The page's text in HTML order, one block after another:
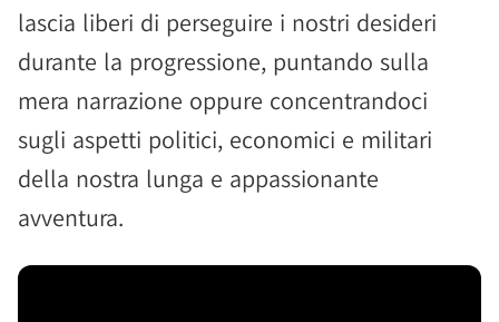
lascia liberi di perseguire i nostri desideri
durante la progressione, puntando sulla
mera narrazione oppure concentrandoci
sugli aspetti politici, economici e militari
della nostra lunga e appassionante
avventura.